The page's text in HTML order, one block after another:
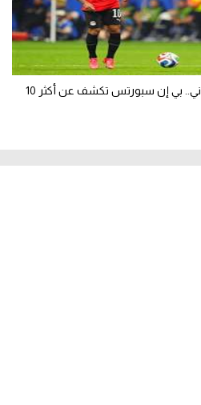
مصر ضد الأرجنتين في المركز الثاني.. بي إن سبورتس تكشف عن أكثر 10